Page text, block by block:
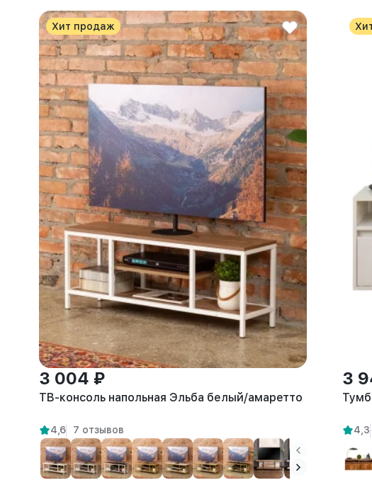
Хит продаж
3 004 ₽
ТВ-консоль напольная Эльба белый/амаретто
4,6 7 отзывов
3
4,3